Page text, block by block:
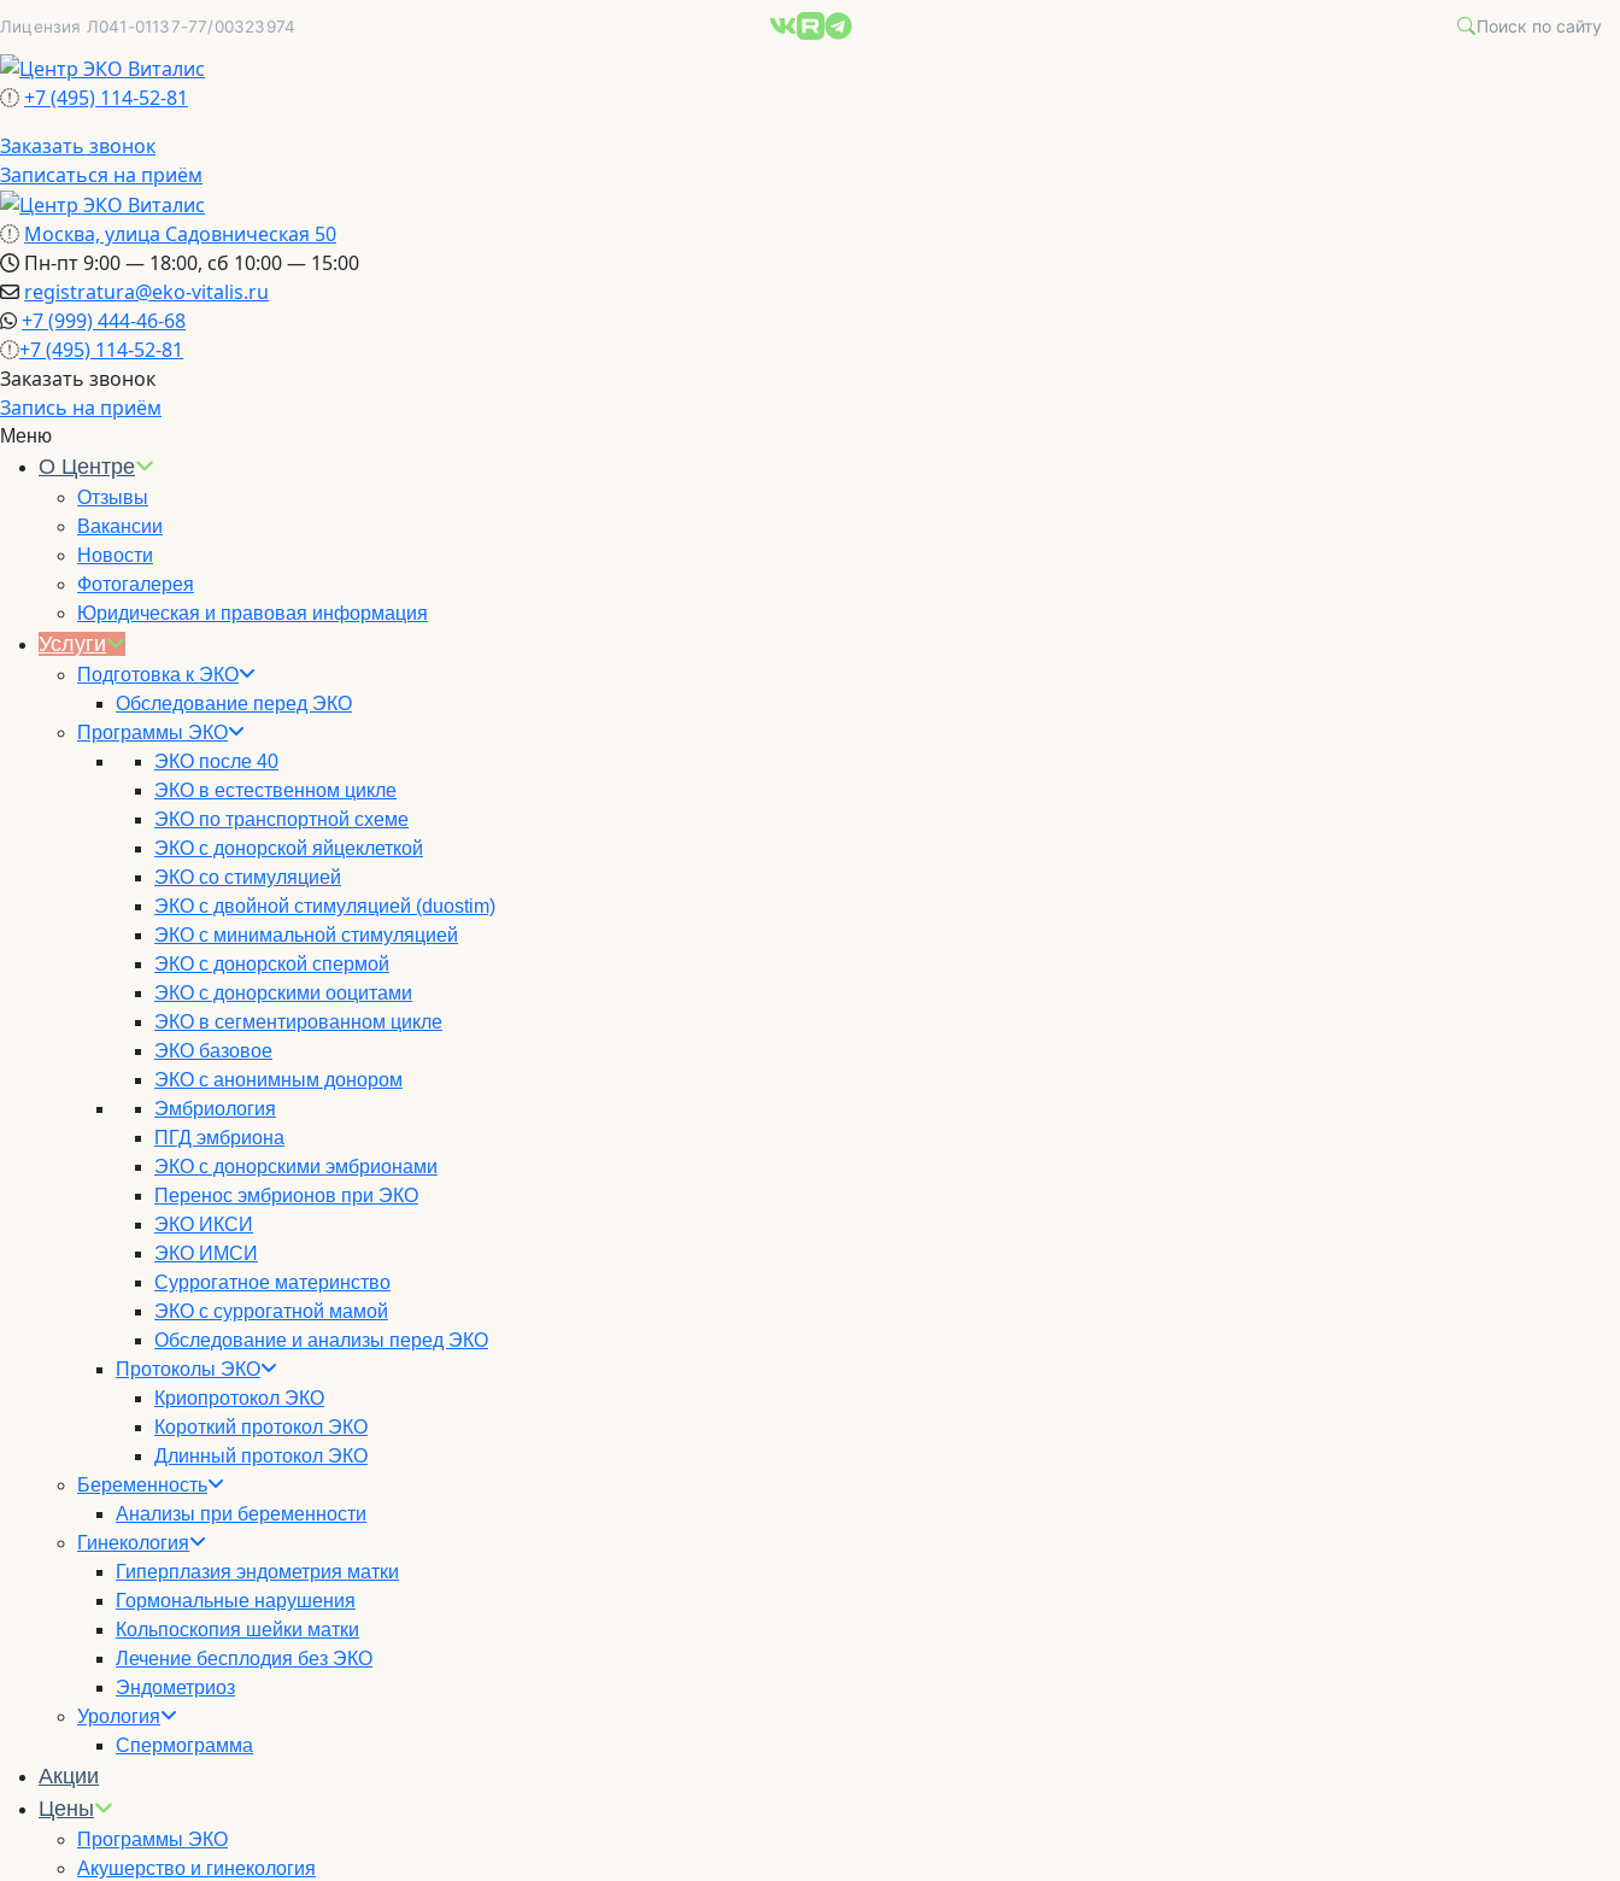
содержимому
Лицензия Л041-01137-77/00323974
+7 (495) 114-52-81
Заказать звонок
Записаться на приём
Москва, улица Садовническая 50
Пн-пт 9:00 — 18:00, сб 10:00 — 15:00
registratura@eko-vitalis.ru
+7 (999) 444-46-68
+7 (495) 114-52-81
Заказать звонок
Запись на приём
Меню
О Центре
Отзывы
Вакансии
Новости
Фотогалерея
Юридическая и правовая информация
Услуги
Подготовка к ЭКО
Обследование перед ЭКО
Программы ЭКО
ЭКО после 40
ЭКО в естественном цикле
ЭКО по транспортной схеме
ЭКО с донорской яйцеклеткой
ЭКО со стимуляцией
ЭКО с двойной стимуляцией (duostim)
ЭКО с минимальной стимуляцией
ЭКО с донорской спермой
ЭКО с донорскими ооцитами
ЭКО в сегментированном цикле
ЭКО базовое
ЭКО с анонимным донором
Эмбриология
ПГД эмбриона
ЭКО с донорскими эмбрионами
Перенос эмбрионов при ЭКО
ЭКО ИКСИ
ЭКО ИМСИ
Суррогатное материнство
ЭКО с суррогатной мамой
Обследование и анализы перед ЭКО
Протоколы ЭКО
Криопротокол ЭКО
Короткий протокол ЭКО
Длинный протокол ЭКО
Беременность
Анализы при беременности
Гинекология
Гиперплазия эндометрия матки
Гормональные нарушения
Кольпоскопия шейки матки
Лечение бесплодия без ЭКО
Эндометриоз
Урология
Спермограмма
Акции
Цены
Программы ЭКО
Акушерство и гинекология